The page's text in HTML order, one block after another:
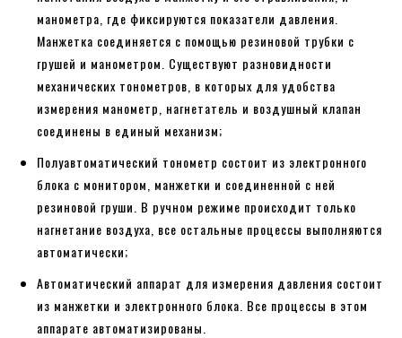
манометра, где фиксируются показатели давления.
Манжетка соединяется с помощью резиновой трубки с
грушей и манометром. Существуют разновидности
механических тонометров, в которых для удобства
измерения манометр, нагнетатель и воздушный клапан
соединены в единый механизм;
Полуавтоматический тонометр состоит из электронного
блока с монитором, манжетки и соединенной с ней
резиновой груши. В ручном режиме происходит только
нагнетание воздуха, все остальные процессы выполняются
автоматически;
Автоматический аппарат для измерения давления состоит
из манжетки и электронного блока. Все процессы в этом
аппарате автоматизированы.